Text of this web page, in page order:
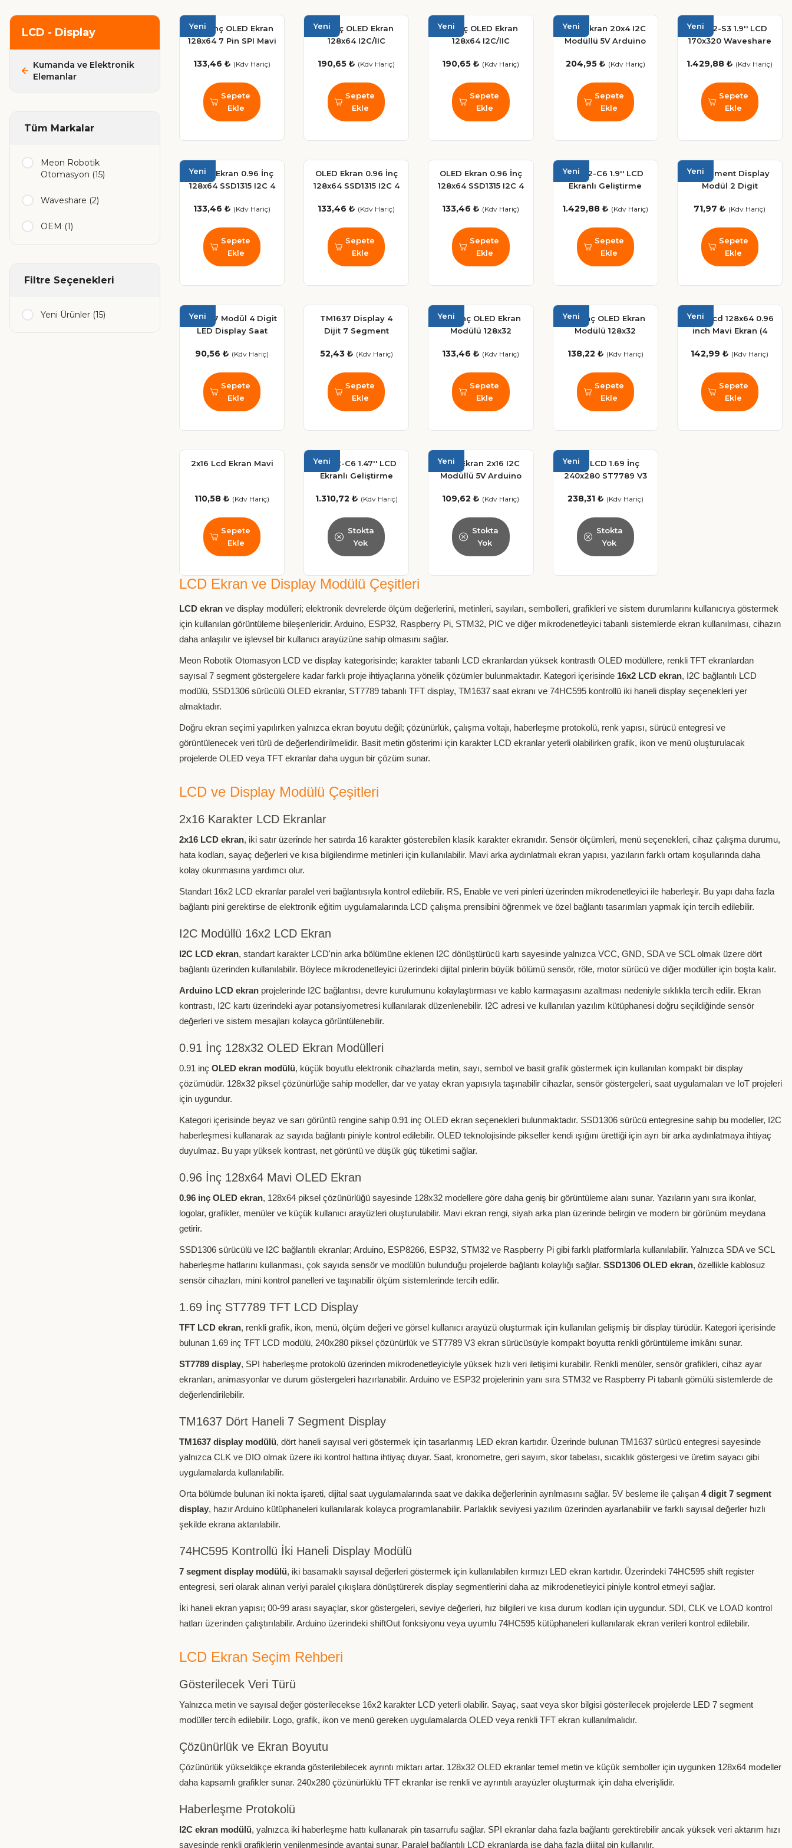
LCD - Display
Kumanda ve Elektronik
Elemanlar
Tüm Markalar
Meon Robotik
Otomasyon (15)
Waveshare (2)
OEM (1)
Filtre Seçenekleri
Yeni Ürünler (15)
Yeni
0.96 İnç OLED Ekran
128x64 7 Pin SPI Mavi
133,46 ₺ (Kdv Hariç)
Sepete
Ekle
Yeni
1.3 İnç OLED Ekran
128x64 I2C/IIC
(MAVİ)
190,65 ₺ (Kdv Hariç)
Sepete
Ekle
Yeni
1.3 İnç OLED Ekran
128x64 I2C/IIC
(BEYAZ)
190,65 ₺ (Kdv Hariç)
Sepete
Ekle
Yeni
LCD Ekran 20x4 I2C
Modüllü 5V Arduino
204,95 ₺ (Kdv Hariç)
Sepete
Ekle
Yeni
ESP32-S3 1.9'' LCD
170x320 Waveshare
Geliştirme Kartı
1.429,88 ₺ (Kdv Hariç)
Sepete
Ekle
Yeni
OLED Ekran 0.96 İnç
128x64 SSD1315 I2C 4
Arduino Uyumlu
133,46 ₺ (Kdv Hariç)
Sepete
Ekle
OLED Ekran 0.96 İnç
128x64 SSD1315 I2C 4
Arduino Uyumlu
133,46 ₺ (Kdv Hariç)
Sepete
Ekle
OLED Ekran 0.96 İnç
128x64 SSD1315 I2C 4
Arduino Uyumlu
133,46 ₺ (Kdv Hariç)
Sepete
Ekle
Yeni
ESP32-C6 1.9'' LCD
Ekranlı Geliştirme
Bluetooth
1.429,88 ₺ (Kdv Hariç)
Sepete
Ekle
Yeni
7 Segment Display
Modül 2 Digit
Gösterge
71,97 ₺ (Kdv Hariç)
Sepete
Ekle
Yeni
TM1637 Modül 4 Digit
LED Display Saat
Segment
90,56 ₺ (Kdv Hariç)
Sepete
Ekle
TM1637 Display 4
Dijit 7 Segment
Arduino Uyumlu
52,43 ₺ (Kdv Hariç)
Sepete
Ekle
Yeni
0.91 İnç OLED Ekran
Modülü 128x32
Arduino & Raspberry
133,46 ₺ (Kdv Hariç)
Sepete
Ekle
Yeni
0.91 İnç OLED Ekran
Modülü 128x32
Arduino & Raspberry
138,22 ₺ (Kdv Hariç)
Sepete
Ekle
Yeni
Oled Lcd 128x64 0.96
inch Mavi Ekran (4
142,99 ₺ (Kdv Hariç)
Sepete
Ekle
2x16 Lcd Ekran Mavi
110,58 ₺ (Kdv Hariç)
Sepete
Ekle
Yeni
ESP32-C6 1.47'' LCD
Ekranlı Geliştirme
Bluetooth
1.310,72 ₺ (Kdv Hariç)
Stokta
Yok
Yeni
LCD Ekran 2x16 I2C
Modüllü 5V Arduino
109,62 ₺ (Kdv Hariç)
Stokta
Yok
YeniTFT LCD 1.69 İnç
240x280 ST7789 V3
238,31 ₺ (Kdv Hariç)
Stokta
Yok
LCD Ekran ve Display Modülü Çeşitleri
LCD ekran ve display modülleri; elektronik devrelerde ölçüm değerlerini, metinleri, sayıları, sembolleri, grafikleri ve sistem durumlarını kullanıcıya göstermek
için kullanılan görüntüleme bileşenleridir. Arduino, ESP32, Raspberry Pi, STM32, PIC ve diğer mikrodenetleyici tabanlı sistemlerde ekran kullanılması, cihazın
daha anlaşılır ve işlevsel bir kullanıcı arayüzüne sahip olmasını sağlar.
Meon Robotik Otomasyon LCD ve display kategorisinde; karakter tabanlı LCD ekranlardan yüksek kontrastlı OLED modüllere, renkli TFT ekranlardan
sayısal 7 segment göstergelere kadar farklı proje ihtiyaçlarına yönelik çözümler bulunmaktadır. Kategori içerisinde 16x2 LCD ekran, I2C bağlantılı LCD
modülü, SSD1306 sürücülü OLED ekranlar, ST7789 tabanlı TFT display, TM1637 saat ekranı ve 74HC595 kontrollü iki haneli display seçenekleri yer
almaktadır.
Doğru ekran seçimi yapılırken yalnızca ekran boyutu değil; çözünürlük, çalışma voltajı, haberleşme protokolü, renk yapısı, sürücü entegresi ve
görüntülenecek veri türü de değerlendirilmelidir. Basit metin gösterimi için karakter LCD ekranlar yeterli olabilirken grafik, ikon ve menü oluşturulacak
projelerde OLED veya TFT ekranlar daha uygun bir çözüm sunar.
LCD ve Display Modülü Çeşitleri
2x16 Karakter LCD Ekranlar
2x16 LCD ekran, iki satır üzerinde her satırda 16 karakter gösterebilen klasik karakter ekranıdır. Sensör ölçümleri, menü seçenekleri, cihaz çalışma durumu,
hata kodları, sayaç değerleri ve kısa bilgilendirme metinleri için kullanılabilir. Mavi arka aydınlatmalı ekran yapısı, yazıların farklı ortam koşullarında daha
kolay okunmasına yardımcı olur.
Standart 16x2 LCD ekranlar paralel veri bağlantısıyla kontrol edilebilir. RS, Enable ve veri pinleri üzerinden mikrodenetleyici ile haberleşir. Bu yapı daha fazla
bağlantı pini gerektirse de elektronik eğitim uygulamalarında LCD çalışma prensibini öğrenmek ve özel bağlantı tasarımları yapmak için tercih edilebilir.
I2C Modüllü 16x2 LCD Ekran
I2C LCD ekran, standart karakter LCD'nin arka bölümüne eklenen I2C dönüştürücü kartı sayesinde yalnızca VCC, GND, SDA ve SCL olmak üzere dört
bağlantı üzerinden kullanılabilir. Böylece mikrodenetleyici üzerindeki dijital pinlerin büyük bölümü sensör, röle, motor sürücü ve diğer modüller için boşta kalır.
Arduino LCD ekran projelerinde I2C bağlantısı, devre kurulumunu kolaylaştırması ve kablo karmaşasını azaltması nedeniyle sıklıkla tercih edilir. Ekran
kontrastı, I2C kartı üzerindeki ayar potansiyometresi kullanılarak düzenlenebilir. I2C adresi ve kullanılan yazılım kütüphanesi doğru seçildiğinde sensör
değerleri ve sistem mesajları kolayca görüntülenebilir.
0.91 İnç 128x32 OLED Ekran Modülleri
0.91 inç OLED ekran modülü, küçük boyutlu elektronik cihazlarda metin, sayı, sembol ve basit grafik göstermek için kullanılan kompakt bir display
çözümüdür. 128x32 piksel çözünürlüğe sahip modeller, dar ve yatay ekran yapısıyla taşınabilir cihazlar, sensör göstergeleri, saat uygulamaları ve IoT projeleri
için uygundur.
Kategori içerisinde beyaz ve sarı görüntü rengine sahip 0.91 inç OLED ekran seçenekleri bulunmaktadır. SSD1306 sürücü entegresine sahip bu modeller, I2C
haberleşmesi kullanarak az sayıda bağlantı piniyle kontrol edilebilir. OLED teknolojisinde pikseller kendi ışığını ürettiği için ayrı bir arka aydınlatmaya ihtiyaç
duyulmaz. Bu yapı yüksek kontrast, net görüntü ve düşük güç tüketimi sağlar.
0.96 İnç 128x64 Mavi OLED Ekran
0.96 inç OLED ekran, 128x64 piksel çözünürlüğü sayesinde 128x32 modellere göre daha geniş bir görüntüleme alanı sunar. Yazıların yanı sıra ikonlar,
logolar, grafikler, menüler ve küçük kullanıcı arayüzleri oluşturulabilir. Mavi ekran rengi, siyah arka plan üzerinde belirgin ve modern bir görünüm meydana
getirir.
SSD1306 sürücülü ve I2C bağlantılı ekranlar; Arduino, ESP8266, ESP32, STM32 ve Raspberry Pi gibi farklı platformlarla kullanılabilir. Yalnızca SDA ve SCL
haberleşme hatlarını kullanması, çok sayıda sensör ve modülün bulunduğu projelerde bağlantı kolaylığı sağlar. SSD1306 OLED ekran, özellikle kablosuz
sensör cihazları, mini kontrol panelleri ve taşınabilir ölçüm sistemlerinde tercih edilir.
1.69 İnç ST7789 TFT LCD Display
TFT LCD ekran, renkli grafik, ikon, menü, ölçüm değeri ve görsel kullanıcı arayüzü oluşturmak için kullanılan gelişmiş bir display türüdür. Kategori içerisinde
bulunan 1.69 inç TFT LCD modülü, 240x280 piksel çözünürlük ve ST7789 V3 ekran sürücüsüyle kompakt boyutta renkli görüntüleme imkânı sunar.
ST7789 display, SPI haberleşme protokolü üzerinden mikrodenetleyiciyle yüksek hızlı veri iletişimi kurabilir. Renkli menüler, sensör grafikleri, cihaz ayar
ekranları, animasyonlar ve durum göstergeleri hazırlanabilir. Arduino ve ESP32 projelerinin yanı sıra STM32 ve Raspberry Pi tabanlı gömülü sistemlerde de
değerlendirilebilir.
TM1637 Dört Haneli 7 Segment Display
TM1637 display modülü, dört haneli sayısal veri göstermek için tasarlanmış LED ekran kartıdır. Üzerinde bulunan TM1637 sürücü entegresi sayesinde
yalnızca CLK ve DIO olmak üzere iki kontrol hattına ihtiyaç duyar. Saat, kronometre, geri sayım, skor tabelası, sıcaklık göstergesi ve üretim sayacı gibi
uygulamalarda kullanılabilir.
Orta bölümde bulunan iki nokta işareti, dijital saat uygulamalarında saat ve dakika değerlerinin ayrılmasını sağlar. 5V besleme ile çalışan 4 digit 7 segment
display, hazır Arduino kütüphaneleri kullanılarak kolayca programlanabilir. Parlaklık seviyesi yazılım üzerinden ayarlanabilir ve farklı sayısal değerler hızlı
şekilde ekrana aktarılabilir.
74HC595 Kontrollü İki Haneli Display Modülü
7 segment display modülü, iki basamaklı sayısal değerleri göstermek için kullanılabilen kırmızı LED ekran kartıdır. Üzerindeki 74HC595 shift register
entegresi, seri olarak alınan veriyi paralel çıkışlara dönüştürerek display segmentlerini daha az mikrodenetleyici piniyle kontrol etmeyi sağlar.
İki haneli ekran yapısı; 00-99 arası sayaçlar, skor göstergeleri, seviye değerleri, hız bilgileri ve kısa durum kodları için uygundur. SDI, CLK ve LOAD kontrol
hatları üzerinden çalıştırılabilir. Arduino üzerindeki shiftOut fonksiyonu veya uyumlu 74HC595 kütüphaneleri kullanılarak ekran verileri kontrol edilebilir.
LCD Ekran Seçim Rehberi
Gösterilecek Veri Türü
Yalnızca metin ve sayısal değer gösterilecekse 16x2 karakter LCD yeterli olabilir. Sayaç, saat veya skor bilgisi gösterilecek projelerde LED 7 segment
modüller tercih edilebilir. Logo, grafik, ikon ve menü gereken uygulamalarda OLED veya renkli TFT ekran kullanılmalıdır.
Çözünürlük ve Ekran Boyutu
Çözünürlük yükseldikçe ekranda gösterilebilecek ayrıntı miktarı artar. 128x32 OLED ekranlar temel metin ve küçük semboller için uygunken 128x64 modeller
daha kapsamlı grafikler sunar. 240x280 çözünürlüklü TFT ekranlar ise renkli ve ayrıntılı arayüzler oluşturmak için daha elverişlidir.
Haberleşme Protokolü
I2C ekran modülü, yalnızca iki haberleşme hattı kullanarak pin tasarrufu sağlar. SPI ekranlar daha fazla bağlantı gerektirebilir ancak yüksek veri aktarım hızı
sayesinde renkli grafiklerin yenilenmesinde avantaj sunar. Paralel bağlantılı LCD ekranlarda ise daha fazla dijital pin kullanılır.